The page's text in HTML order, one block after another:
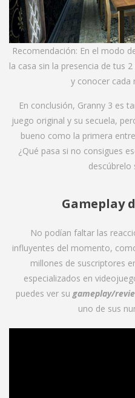
Recomendación: En el modo
la casa sin la presencia de tus
y conocer cada
En conclusión, Granny 3 es
juego original y su secuela,
bueno como la primera
¿Qué pasa si no consigues
descúbrelo
Gameplay
No podían faltar las
influyentes del momento,
millones de suscriptores
especializados en
puedes ver su gameplay/
uno de sus